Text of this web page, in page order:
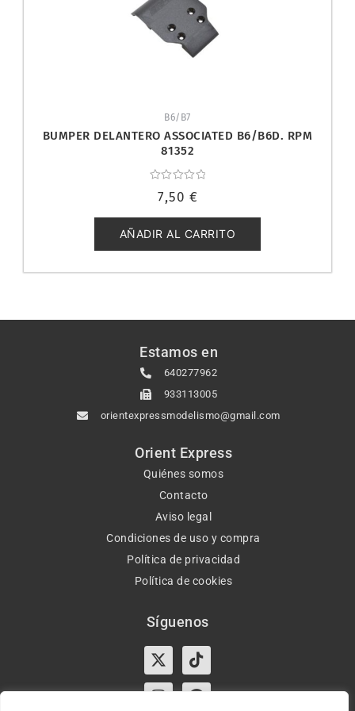
B6/B7
BUMPER DELANTERO ASSOCIATED B6/B6D. RPM
81352
con
de
5
7,50 €
AÑADIR AL CARRITO
Estamos en
640277962
933113005
orientexpressmodelismo@gmail.com
Orient Express
Quiénes somos
Contacto
Aviso legal
Condiciones de uso y compra
Política de privacidad
Política de cookies
Síguenos
X-
twitter
Tiktok
InstagramFacebook